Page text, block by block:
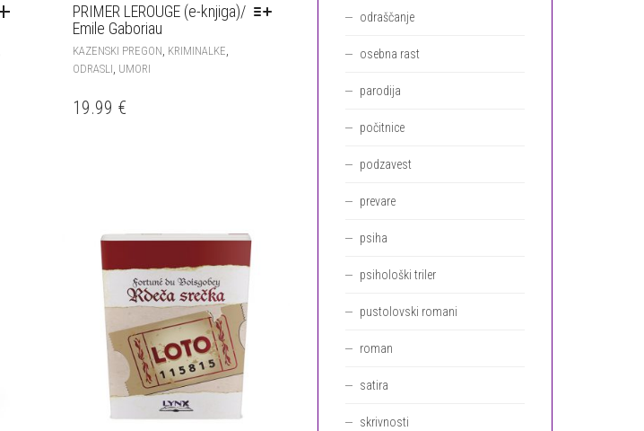
PRIMER LEROUGE (e-knjiga)/
Emile Gaboriau
KAZENSKI PREGON KRIMINALKE
ODRASLI UMORI
19.99 €
odraščanje
osebna rast
parodija
počitnice
podzavest
prevare
psiha
psihološki triler
pustolovski romani
roman
satira
skrivnosti